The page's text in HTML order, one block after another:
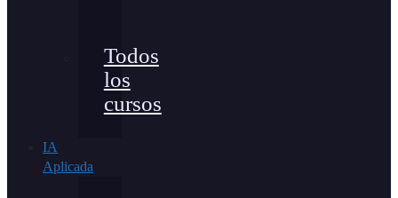
Todos
los
cursos
IA
Aplicada